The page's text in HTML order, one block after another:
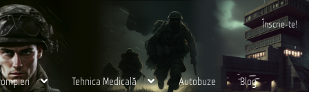
Înscrie-te!
Tehnica Medicală Autobuze Blog